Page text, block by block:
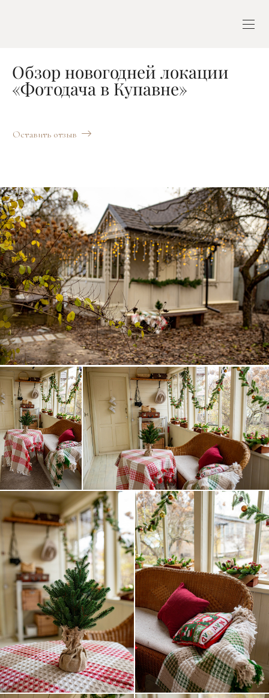
Обзор новогодней локации
«Фотодача в Купавне»
Оставить отзыв